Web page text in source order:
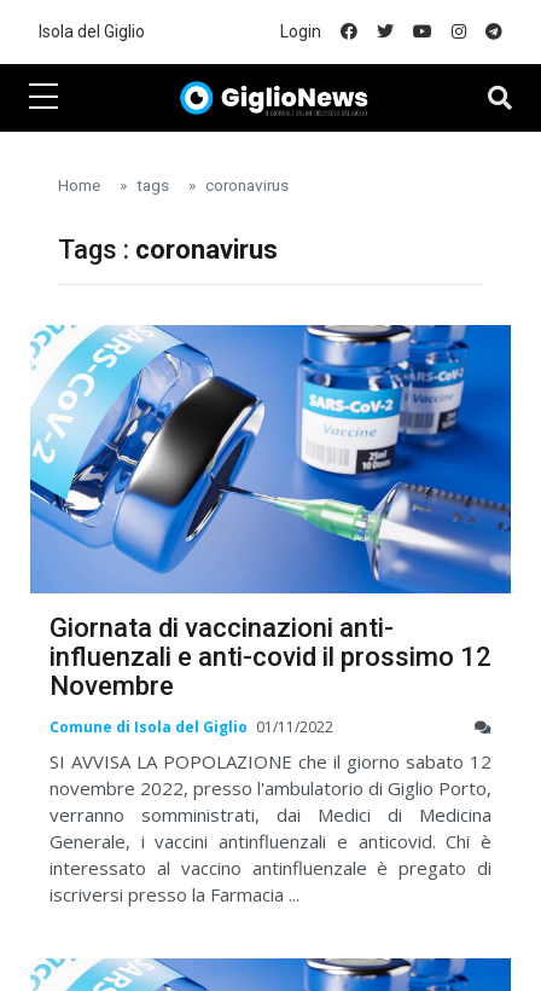
Isola del Giglio Login
Home tags coronavirus
Tags : coronavirus
Giornata di vaccinazioni anti-
influenzali e anti-covid il prossimo 12
Novembre
Comune di Isola del Giglio 01/11/2022
SI AVVISA LA POPOLAZIONE che il giorno sabato 12
novembre 2022, presso l'ambulatorio di Giglio Porto,
verranno somministrati, dai Medici di Medicina
Generale, i vaccini antinfluenzali e anticovid. Chi è
interessato al vaccino antinfluenzale è pregato di
iscriversi presso la Farmacia ...